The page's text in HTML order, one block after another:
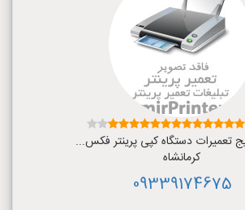
تعمیرات دستگاه کپی پرینتر فکس...
کرمانشاه
09339174675